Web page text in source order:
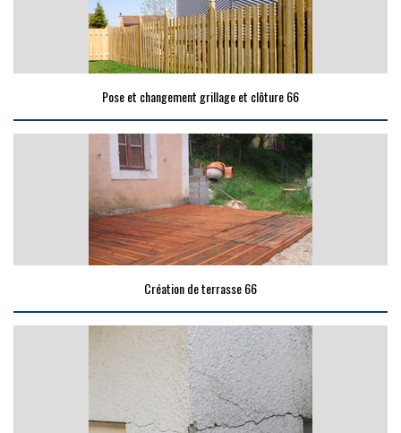
Pose et changement grillage et clôture 66
Création de terrasse 66